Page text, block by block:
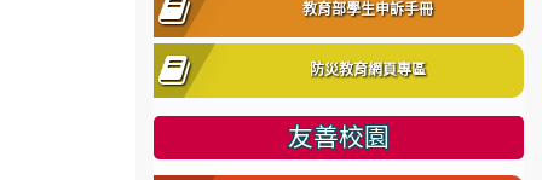
教育部學生申訴手冊
防災教育網頁專區
友善校園